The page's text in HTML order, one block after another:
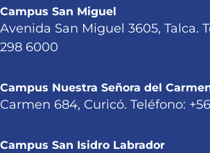
Campus San Miguel
Avenida San Miguel 3605, Talca.
298 6000
Campus Nuestra Señora del
Carmen 684, Curicó. Teléfono:
Campus San Isidro Labrador